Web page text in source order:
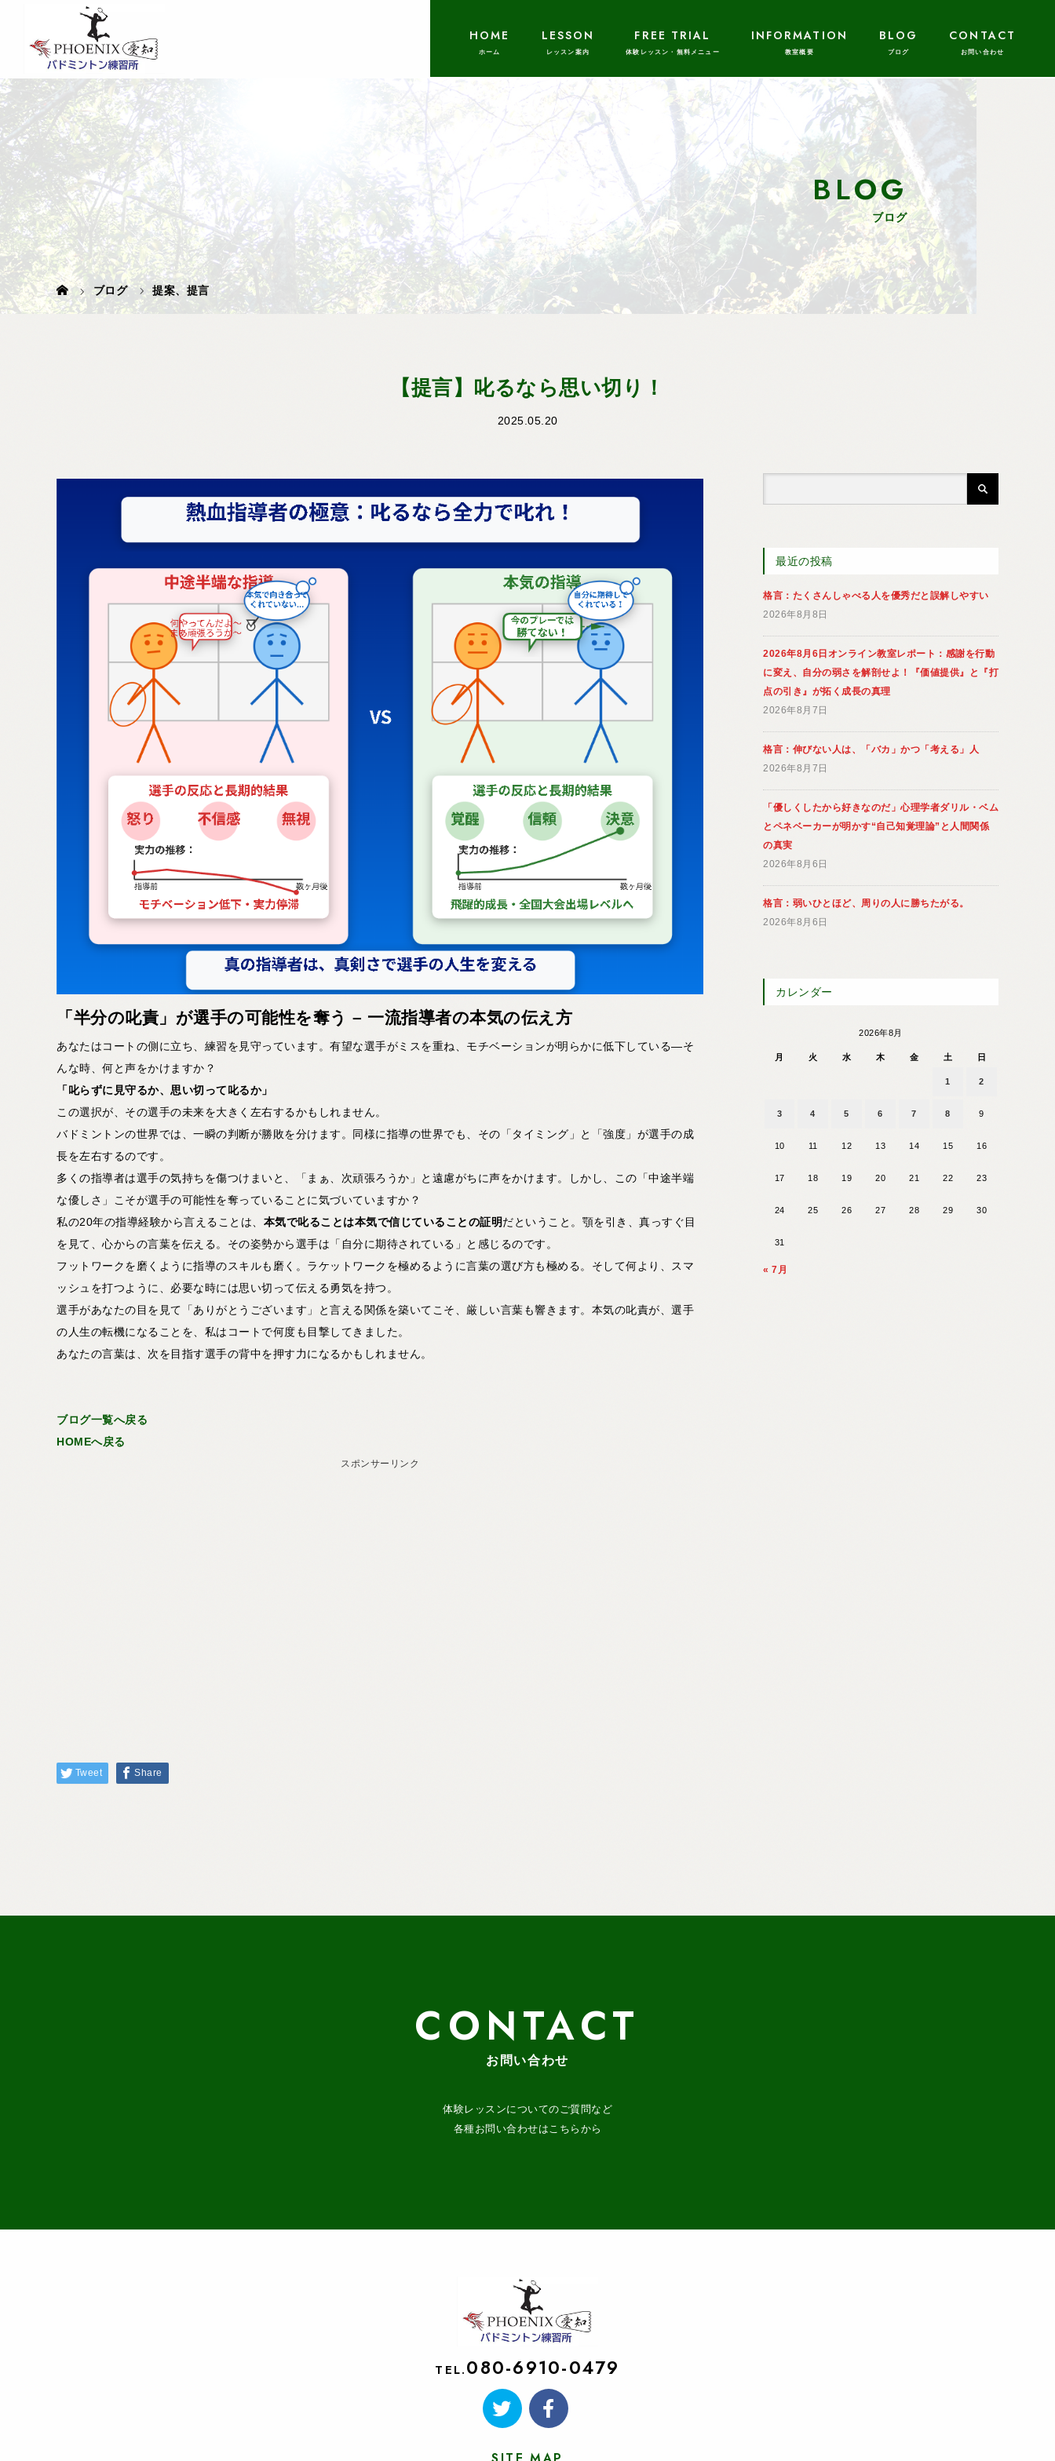
HOME LESSON FREE TRIAL INFORMATION BLOG CONTACT
BLOG
ブログ
ブログ 提案、提言
【提言】叱るなら思い切り！
2025.05.20
「半分の叱責」が選手の可能性を奪う – 一流指導者の本気の伝え方
あなたはコートの側に立ち、練習を見守っています。有望な選手がミスを重ね、モチベーションが明らかに低下している—そ
んな時、何と声をかけますか？
「叱らずに見守るか、思い切って叱るか」
この選択が、その選手の未来を大きく左右するかもしれません。
バドミントンの世界では、一瞬の判断が勝敗を分けます。同様に指導の世界でも、その「タイミング」と「強度」が選手の成
長を左右するのです。
多くの指導者は選手の気持ちを傷つけまいと、「まぁ、次頑張ろうか」と遠慮がちに声をかけます。しかし、この「中途半端
な優しさ」こそが選手の可能性を奪っていることに気づいていますか？
私の20年の指導経験から言えることは、 本気で叱ることは本気で信じていることの証明だということ。顎を引き、真っすぐ目
を見て、心からの言葉を伝える。その姿勢から選手は「自分に期待されている」と感じるのです。
フットワークを磨くように指導のスキルも磨く。ラケットワークを極めるように言葉の選び方も極める。そして何より、スマ
ッシュを打つように、必要な時には思い切って伝える勇気を持つ。
選手があなたの目を見て「ありがとうございます」と言える関係を築いてこそ、厳しい言葉も響きます。本気の叱責が、選手
の人生の転機になることを、私はコートで何度も目撃してきました。
あなたの言葉は、次を目指す選手の背中を押す力になるかもしれません。
ブログ一覧へ戻る
HOMEへ戻る
スポンサーリンク
Tweet Share
最近の投稿
格言：たくさんしゃべる人を優秀だと誤解しやすい
2026年8月8日
2026年8月6日オンライン教室レポート：感謝を行動
に変え、自分の弱さを解剖せよ！『価値提供』と『打
点の引き』が拓く成長の真理
2026年8月7日
格言：伸びない人は、「バカ」かつ「考える」人
2026年8月7日
「優しくしたから好きなのだ」心理学者ダリル・ベム
とペネベーカーが明かす“自己知覚理論”と人間関係
の真実
2026年8月6日
格言：弱いひとほど、周りの人に勝ちたがる。
2026年8月6日
カレンダー
2026年8月
月 火 水 木 金 土 日
1 2
3 4 5 6 7 8 9
10 11 12 13 14 15 16
17 18 19 20 21 22 23
24 25 26 27 28 29 30
31
« 7月
CONTACT
お問い合わせ
体験レッスンについてのご質問など
各種お問い合わせはこちらから
TEL.080-6910-0479